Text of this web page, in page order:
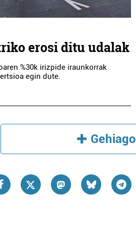
erosi ditu udalak
%30k irizpide iraunkorrak
egin dute.
Gehiago